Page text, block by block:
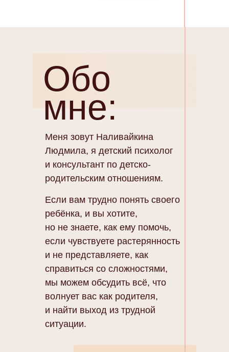
Обо
мне:
Меня зовут Наливайкина
Людмила, я детский психолог
и консультант по детско-
родительским отношениям.
Если вам трудно понять своего
ребёнка, и вы хотите,
но не знаете, как ему помочь,
если чувствуете растерянность
и не представляете, как
справиться со сложностями,
мы можем обсудить всё, что
волнует вас как родителя,
и найти выход из трудной
ситуации.